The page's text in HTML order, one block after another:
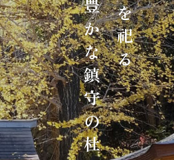
り 七五三 合格祈願
田市の菅原神社
務所) 042-725-3991
緑豊かな鎮守の杜